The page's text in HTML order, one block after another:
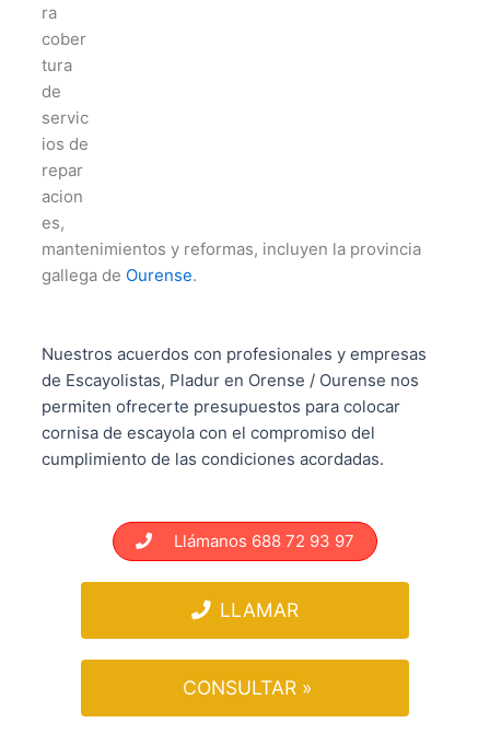
ra
cober
tura
de
servic
ios de
repar
acion
es,
mantenimientos y reformas, incluyen la provincia
gallega de Ourense.
Nuestros acuerdos con profesionales y empresas
de Escayolistas, Pladur en Orense / Ourense nos
permiten ofrecerte presupuestos para colocar
cornisa de escayola con el compromiso del
cumplimiento de las condiciones acordadas.
Llámanos 688 72 93 97
LLAMAR
CONSULTAR »